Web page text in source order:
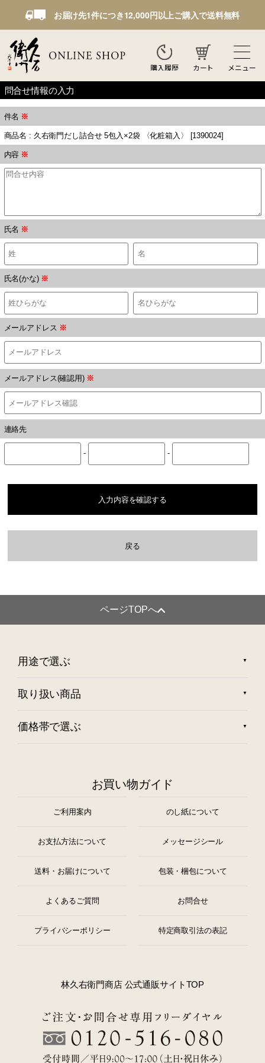
お届け先1件につき12,000円以上ご購入で送料無料
購入履歴 カート メニュー
問合せ情報の入力
件名 ※
商品名 : 久右衛門だし詰合せ 5包入×2袋 〈化粧箱入〉 [1390024]
内容 ※
氏名 ※
氏名(かな) ※
メールアドレス ※
メールアドレス(確認用) ※
連絡先
- -
入力内容を確認する
戻る
ページTOPへ
用途で選ぶ
取り扱い商品
価格帯で選ぶ
お買い物ガイド
ご利用案内 のし紙について
お支払方法について メッセージシール
送料・お届けについて 包装・梱包について
よくあるご質問 お問合せ
プライバシーポリシー 特定商取引法の表記
林久右衛門商店 公式通販サイトTOP